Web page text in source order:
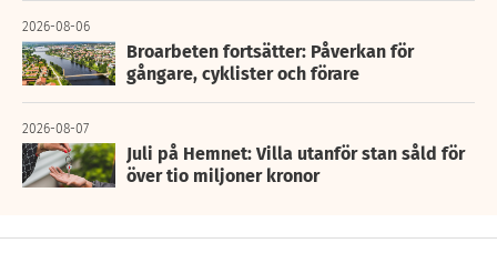
2026-08-06
Broarbeten fortsätter: Påverkan för
gångare, cyklister och förare
2026-08-07
Juli på Hemnet: Villa utanför stan såld för
över tio miljoner kronor